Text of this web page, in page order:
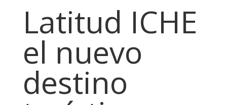
Latitud ICHE
el nuevo
destino